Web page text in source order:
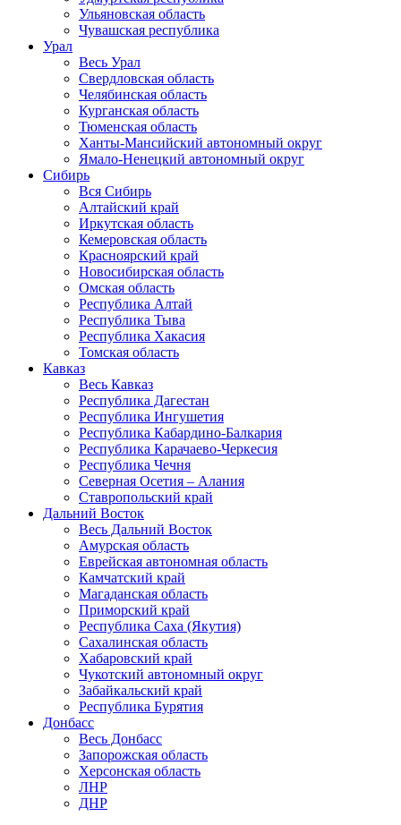
Ульяновская область
Чувашская республика
Урал
Весь Урал
Свердловская область
Челябинская область
Курганская область
Тюменская область
Ханты-Мансийский автономный округ
Ямало-Ненецкий автономный округ
Сибирь
Вся Сибирь
Алтайский край
Иркутская область
Кемеровская область
Красноярский край
Новосибирская область
Омская область
Республика Алтай
Республика Тыва
Республика Хакасия
Томская область
Кавказ
Весь Кавказ
Республика Дагестан
Республика Ингушетия
Республика Кабардино-Балкария
Республика Карачаево-Черкесия
Республика Чечня
Северная Осетия – Алания
Ставропольский край
Дальний Восток
Весь Дальний Восток
Амурская область
Еврейская автономная область
Камчатский край
Магаданская область
Приморский край
Республика Саха (Якутия)
Сахалинская область
Хабаровский край
Чукотский автономный округ
Забайкальский край
Республика Бурятия
Донбасс
Весь Донбасс
Запорожская область
Херсонская область
ЛНР
ДНР